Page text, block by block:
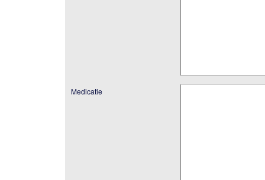
Medicatie